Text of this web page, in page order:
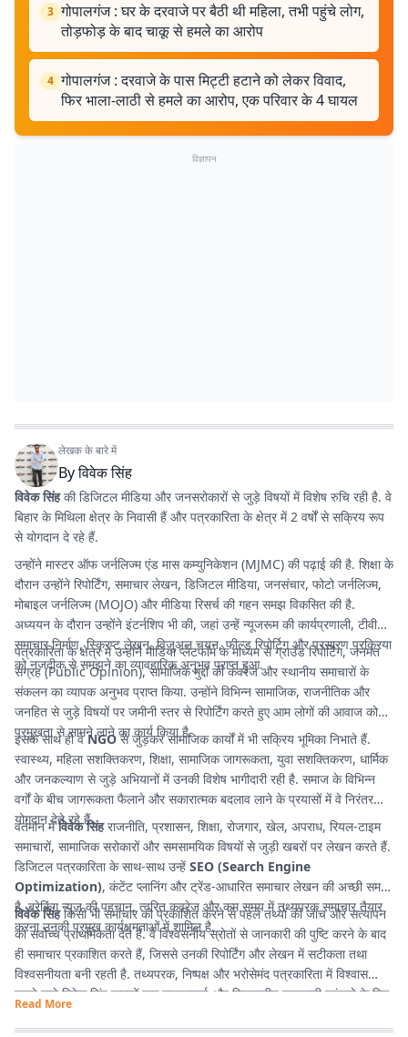
3 गोपालगंज : घर के दरवाजे पर बैठी थी महिला, तभी पहुंचे लोग,
तोड़फोड़ के बाद चाकू से हमले का आरोप
4 गोपालगंज : दरवाजे के पास मिट्टी हटाने को लेकर विवाद,
फिर भाला-लाठी से हमले का आरोप, एक परिवार के 4 घायल
विज्ञापन
लेखक के बारे में
Byविवेक सिंह
विवेक सिंहकी डिजिटल मीडिया और जनसरोकारों से जुड़े विषयों में विशेष रुचि रही है. वे
बिहार के मिथिला क्षेत्र के निवासी हैं और पत्रकारिता के क्षेत्र में 2 वर्षों से सक्रिय रूप
से योगदान दे रहे हैं.
उन्होंने मास्टर ऑफ जर्नलिज्म एंड मास कम्युनिकेशन (MJMC) की पढ़ाई की है. शिक्षा के
दौरान उन्होंने रिपोर्टिंग, समाचार लेखन, डिजिटल मीडिया, जनसंचार, फोटो जर्नलिज्म,
मोबाइल जर्नलिज्म (MOJO) और मीडिया रिसर्च की गहन समझ विकसित की है.
अध्ययन के दौरान उन्होंने इंटर्नशिप भी की, जहां उन्हें न्यूजरूम की कार्यप्रणाली, टीवी
समाचार निर्माण, स्क्रिप्ट लेखन, विजुअल चयन, फील्ड रिपोर्टिग और प्रसारण प्रक्रिया
को नजदीक से समझने का व्यावहारिक अनुभव प्राप्त हुआ.
पत्रकारिता के क्षेत्र में उन्होंने मीडिया प्लेटफॉर्म के माध्यम से ग्राउंड रिपोर्टिंग, जनमत
संग्रह (Public Opinion), सामाजिक मुद्दों की कवरेज और स्थानीय समाचारों के
संकलन का व्यापक अनुभव प्राप्त किया. उन्होंने विभिन्न सामाजिक, राजनीतिक और
जनहित से जुड़े विषयों पर जमीनी स्तर से रिपोर्टिंग करते हुए आम लोगों की आवाज को
प्रमुखता से सामने लाने का कार्य किया है.
इसके साथ ही वेNGOसे जुड़कर सामाजिक कार्यों में भी सक्रिय भूमिका निभाते हैं.
स्वास्थ्य, महिला सशक्तिकरण, शिक्षा, सामाजिक जागरूकता, युवा सशक्तिकरण, धार्मिक
और जनकल्याण से जुड़े अभियानों में उनकी विशेष भागीदारी रही है. समाज के विभिन्न
वर्गों के बीच जागरूकता फैलाने और सकारात्मक बदलाव लाने के प्रयासों में वे निरंतर
योगदान देते रहे हैं.
वर्तमान मेंविवेक सिंहराजनीति, प्रशासन, शिक्षा, रोजगार, खेल, अपराध, रियल-टाइम
समाचारों, सामाजिक सरोकारों और समसामयिक विषयों से जुड़ी खबरों पर लेखन करते हैं.
डिजिटल पत्रकारिता के साथ-साथ उन्हें SEO (Search Engine
Optimization), कंटेंट प्लानिंग और ट्रेंड-आधारित समाचार लेखन की अच्छी समझ
है. ब्रेकिंग न्यूज की पहचान, त्वरित कवरेज और कम समय में तथ्यपरक समाचार तैयार
करना उनकी प्रमुख कार्यक्षमताओं में शामिल है.
विवेक सिंहकिसी भी समाचार को प्रकाशित करने से पहले तथ्यों की जांच और सत्यापन
को सर्वोच्च प्राथमिकता देते हैं. वे विश्वसनीय स्रोतों से जानकारी की पुष्टि करने के बाद
ही समाचार प्रकाशित करते हैं, जिससे उनकी रिपोर्टिंग और लेखन में सटीकता तथा
विश्वसनीयता बनी रहती है. तथ्यपरक, निष्पक्ष और भरोसेमंद पत्रकारिता में विश्वास
रखने वाले विवेक सिंह पाठकों तक गुणवत्तापूर्ण और विश्वसनीय जानकारी पहुंचाने के लिए
प्रतिबद्ध हैं.
Read More